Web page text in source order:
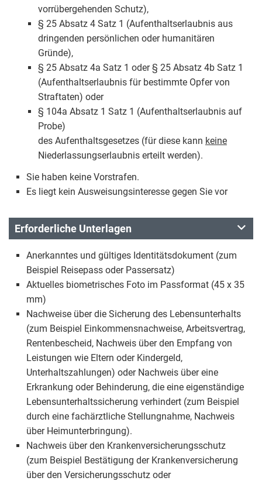
vorrübergehenden Schutz),
§ 25 Absatz 4 Satz 1 (Aufenthaltserlaubnis aus
dringenden persönlichen oder humanitären
Gründe),
§ 25 Absatz 4a Satz 1 oder § 25 Absatz 4b Satz 1
(Aufenthaltserlaubnis für bestimmte Opfer von
Straftaten) oder
§ 104a Absatz 1 Satz 1 (Aufenthaltserlaubnis auf
Probe)
des Aufenthaltsgesetzes (für diese kann keine
Niederlassungserlaubnis erteilt werden).
Sie haben keine Vorstrafen.
Es liegt kein Ausweisungsinteresse gegen Sie vor
Erforderliche Unterlagen
Anerkanntes und gültiges Identitätsdokument (zum
Beispiel Reisepass oder Passersatz)
Aktuelles biometrisches Foto im Passformat (45 x 35
mm)
Nachweise über die Sicherung des Lebensunterhalts
(zum Beispiel Einkommensnachweise, Arbeitsvertrag,
Rentenbescheid, Nachweis über den Empfang von
Leistungen wie Eltern oder Kindergeld,
Unterhaltszahlungen) oder Nachweis über eine
Erkrankung oder Behinderung, die eine eigenständige
Lebensunterhaltssicherung verhindert (zum Beispiel
durch eine fachärztliche Stellungnahme, Nachweis
über Heimunterbringung).
Nachweis über den Krankenversicherungsschutz
(zum Beispiel Bestätigung der Krankenversicherung
über den Versicherungsschutz oder